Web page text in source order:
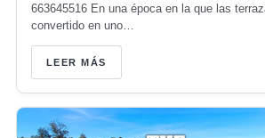
663645516 En una época en la que las
convertido en uno…
LEER MÁS